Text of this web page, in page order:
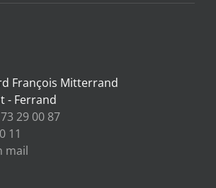
François Mitterrand
- Ferrand
29 00 87
11
mail